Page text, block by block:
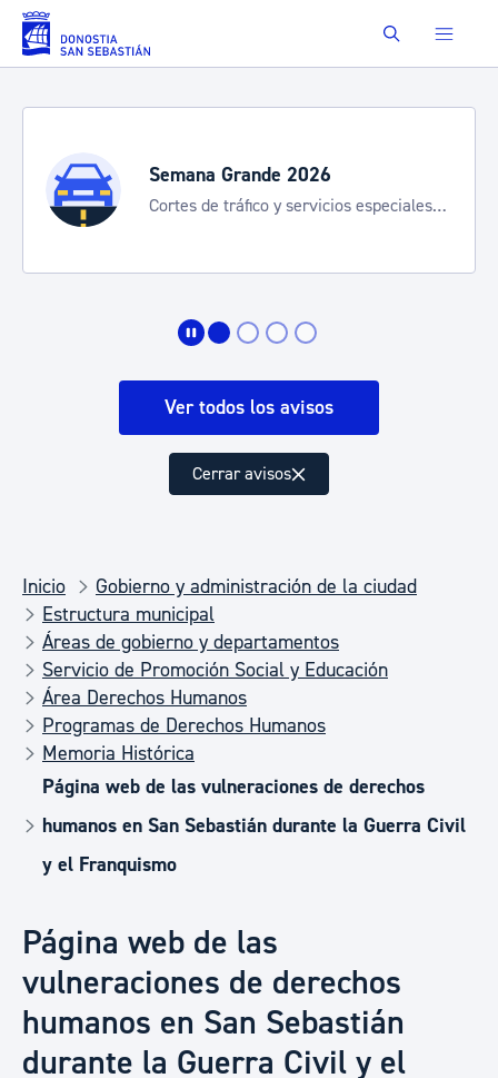
Saltar al contenido principal Buscar
Semana Grande 2026
Cortes de tráfico y servicios especiales
Ver todos los avisos
Cerrar avisos
Inicio
Gobierno y administración de la ciudad
Estructura municipal
Áreas de gobierno y departamentos
Servicio de Promoción Social y Educación
Área Derechos Humanos
Programas de Derechos Humanos
Memoria Histórica
Página web de las vulneraciones de derechos
humanos en San Sebastián durante la Guerra Civil
y el Franquismo
Página web de las
vulneraciones de derechos
humanos en San Sebastián
durante la Guerra Civil y el